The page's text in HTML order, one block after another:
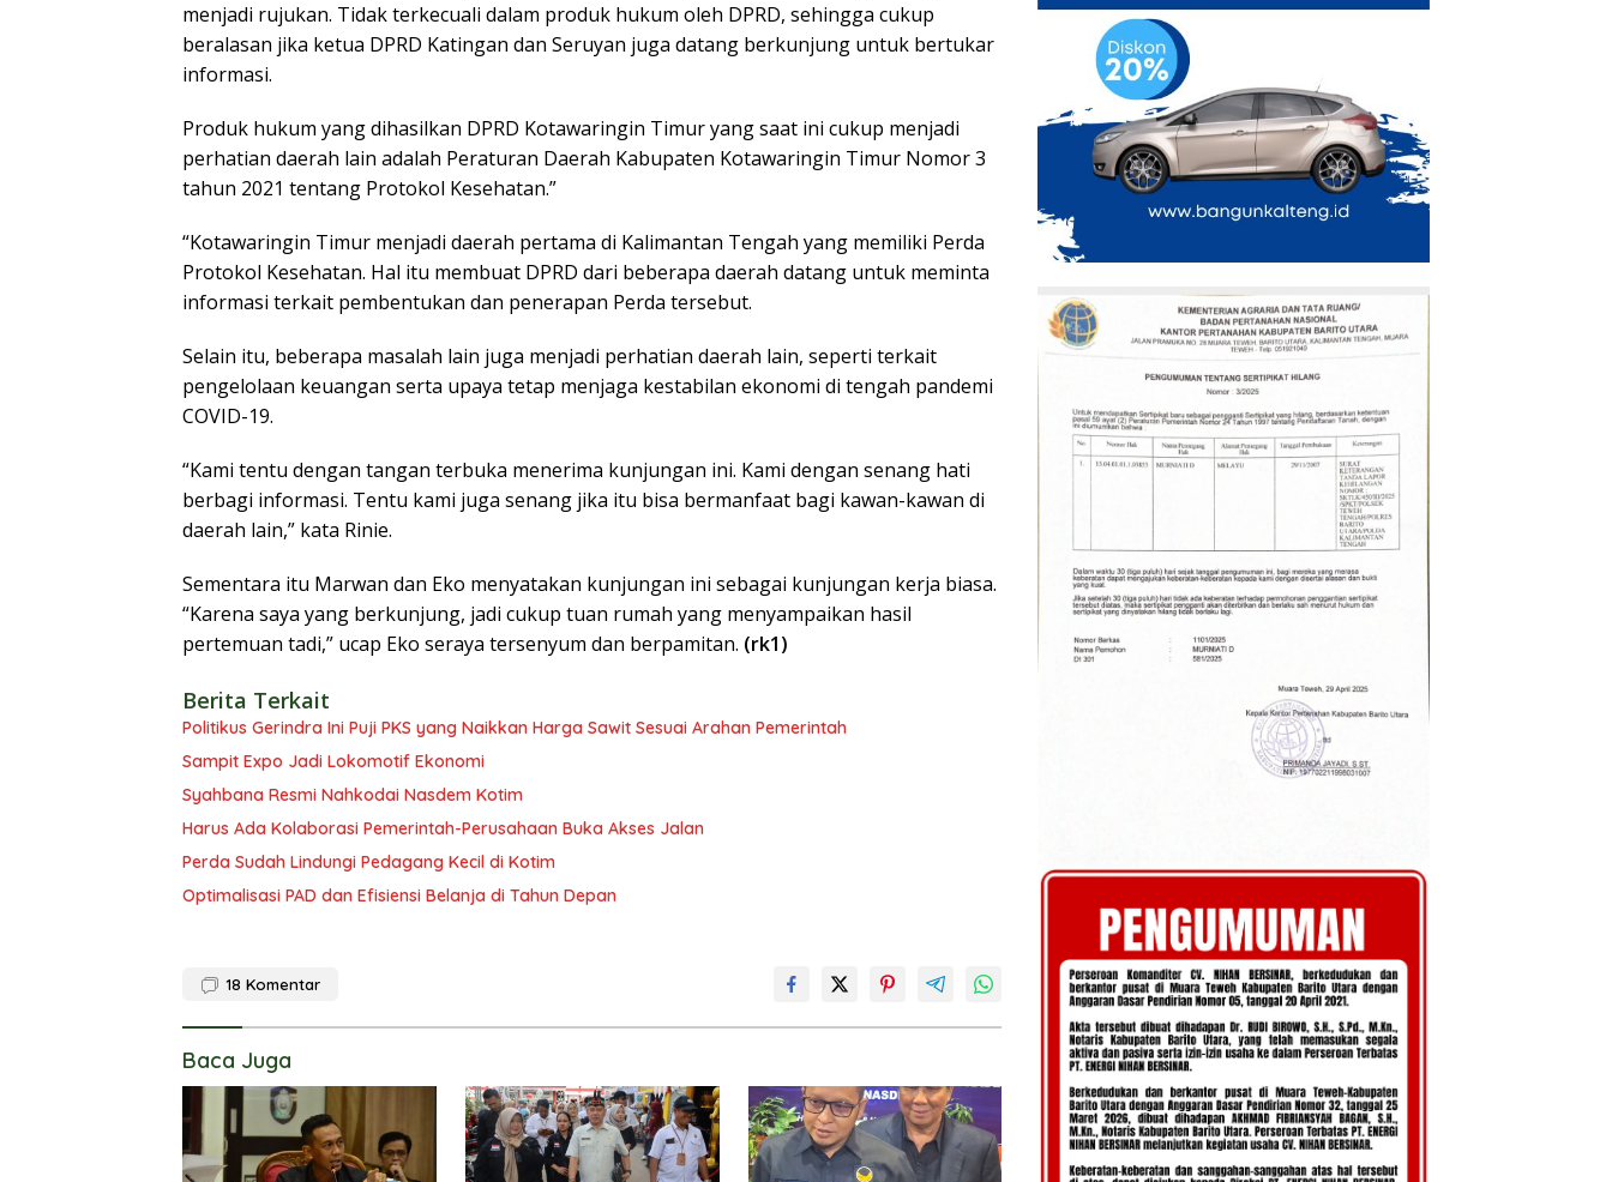
menjadi rujukan. Tidak terkecuali dalam produk hukum oleh DPRD, sehingga cukup
beralasan jika ketua DPRD Katingan dan Seruyan juga datang berkunjung untuk bertukar
informasi.
Produk hukum yang dihasilkan DPRD Kotawaringin Timur yang saat ini cukup menjadi
perhatian daerah lain adalah Peraturan Daerah Kabupaten Kotawaringin Timur Nomor 3
tahun 2021 tentang Protokol Kesehatan.”
“Kotawaringin Timur menjadi daerah pertama di Kalimantan Tengah yang memiliki Perda
Protokol Kesehatan. Hal itu membuat DPRD dari beberapa daerah datang untuk meminta
informasi terkait pembentukan dan penerapan Perda tersebut.
Selain itu, beberapa masalah lain juga menjadi perhatian daerah lain, seperti terkait
pengelolaan keuangan serta upaya tetap menjaga kestabilan ekonomi di tengah pandemi
COVID-19.
“Kami tentu dengan tangan terbuka menerima kunjungan ini. Kami dengan senang hati
berbagi informasi. Tentu kami juga senang jika itu bisa bermanfaat bagi kawan-kawan di
daerah lain,” kata Rinie.
Sementara itu Marwan dan Eko menyatakan kunjungan ini sebagai kunjungan kerja biasa.
“Karena saya yang berkunjung, jadi cukup tuan rumah yang menyampaikan hasil
pertemuan tadi,” ucap Eko seraya tersenyum dan berpamitan. (rk1)
Berita Terkait
Politikus Gerindra Ini Puji PKS yang Naikkan Harga Sawit Sesuai Arahan Pemerintah
Sampit Expo Jadi Lokomotif Ekonomi
Syahbana Resmi Nahkodai Nasdem Kotim
Harus Ada Kolaborasi Pemerintah-Perusahaan Buka Akses Jalan
Perda Sudah Lindungi Pedagang Kecil di Kotim
Optimalisasi PAD dan Efisiensi Belanja di Tahun Depan
18 Komentar
Baca Juga